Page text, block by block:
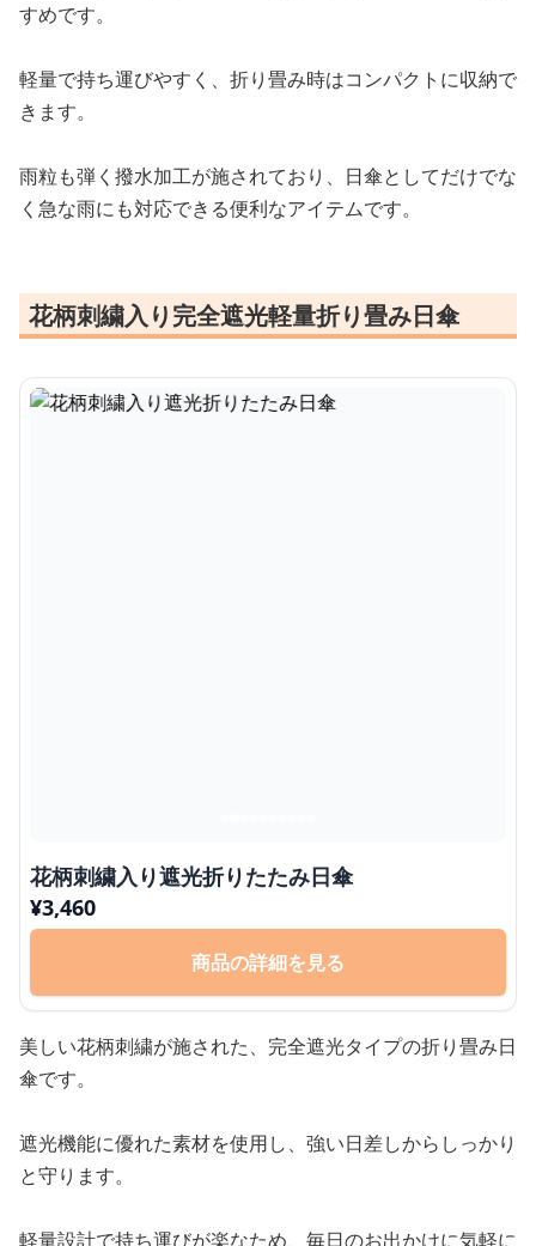
すめです。
軽量で持ち運びやすく、折り畳み時はコンパクトに収納で
きます。
雨粒も弾く撥水加工が施されており、日傘としてだけでな
く急な雨にも対応できる便利なアイテムです。
花柄刺繍入り完全遮光軽量折り畳み日傘
花柄刺繍入り遮光折りたたみ日傘
¥3,460
商品の詳細を見る
美しい花柄刺繍が施された、完全遮光タイプの折り畳み日
傘です。
遮光機能に優れた素材を使用し、強い日差しからしっかり
と守ります。
軽量設計で持ち運びが楽なため、毎日のお出かけに気軽に